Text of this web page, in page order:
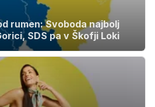
rumen: Svoboda najbolj
SDS pa v Škofji Loki